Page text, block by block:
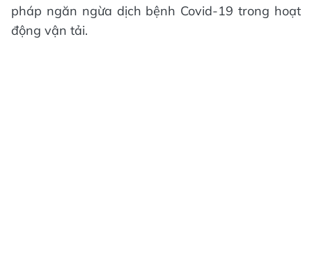
pháp ngăn ngừa dịch bệnh Covid-19 trong hoạt
động vận tải.